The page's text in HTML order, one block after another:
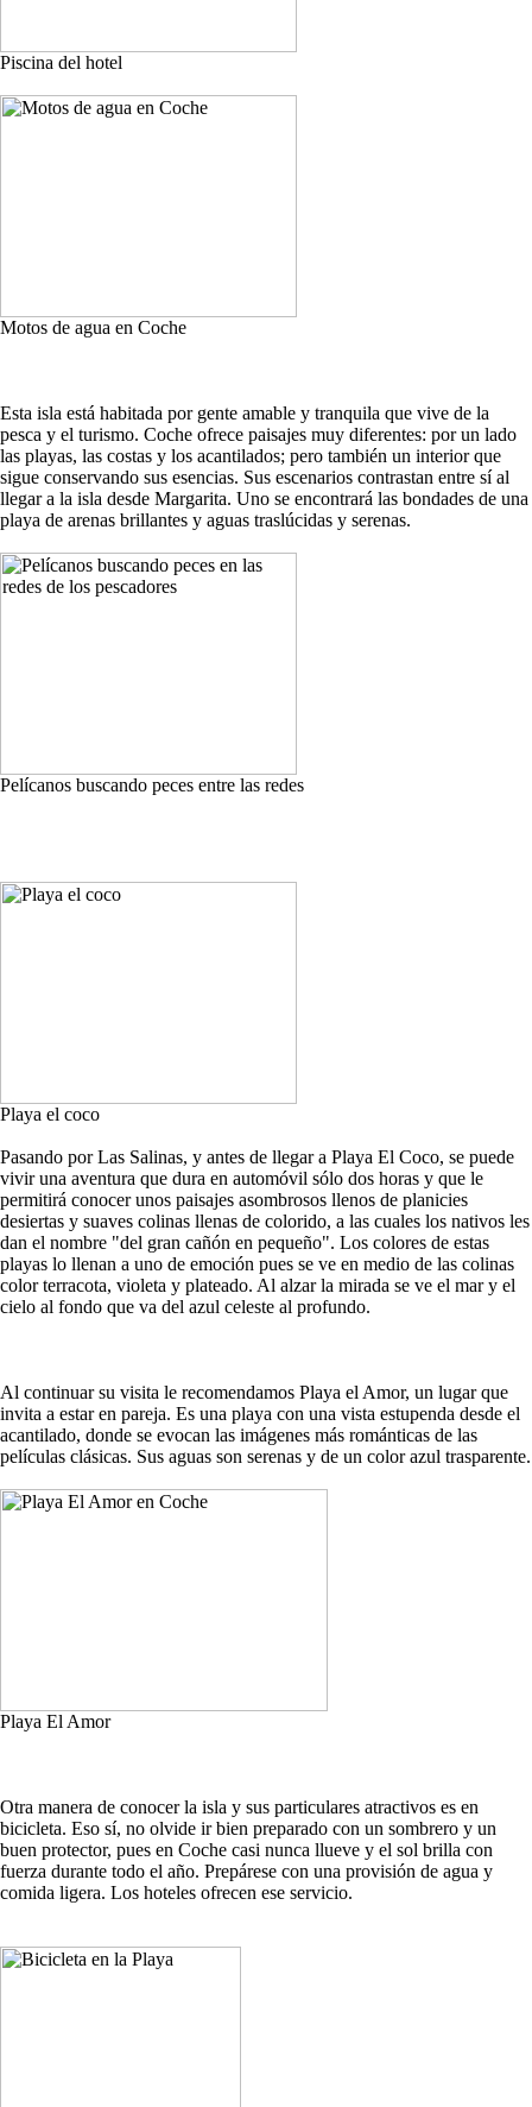
Piscina del hotel
Motos de agua en Coche
Esta isla está habitada por gente amable y tranquila que vive de la
pesca y el turismo. Coche ofrece paisajes muy diferentes: por un lado
las playas, las costas y los acantilados; pero también un interior que
sigue conservando sus esencias. Sus escenarios contrastan entre sí al
llegar a la isla desde Margarita. Uno se encontrará las bondades de una
playa de arenas brillantes y aguas traslúcidas y serenas.
Pelícanos buscando peces entre las redes
Playa el coco
Pasando por Las Salinas, y antes de llegar a Playa El Coco, se puede
vivir una aventura que dura en automóvil sólo dos horas y que le
permitirá conocer unos paisajes asombrosos llenos de planicies
desiertas y suaves colinas llenas de colorido, a las cuales los nativos les
dan el nombre "del gran cañón en pequeño". Los colores de estas
playas lo llenan a uno de emoción pues se ve en medio de las colinas
color terracota, violeta y plateado. Al alzar la mirada se ve el mar y el
cielo al fondo que va del azul celeste al profundo.
Al continuar su visita le recomendamos Playa el Amor, un lugar que
invita a estar en pareja. Es una playa con una vista estupenda desde el
acantilado, donde se evocan las imágenes más románticas de las
películas clásicas. Sus aguas son serenas y de un color azul trasparente.
Playa El Amor
Otra manera de conocer la isla y sus particulares atractivos es en
bicicleta. Eso sí, no olvide ir bien preparado con un sombrero y un
buen protector, pues en Coche casi nunca llueve y el sol brilla con
fuerza durante todo el año. Prepárese con una provisión de agua y
comida ligera. Los hoteles ofrecen ese servicio.